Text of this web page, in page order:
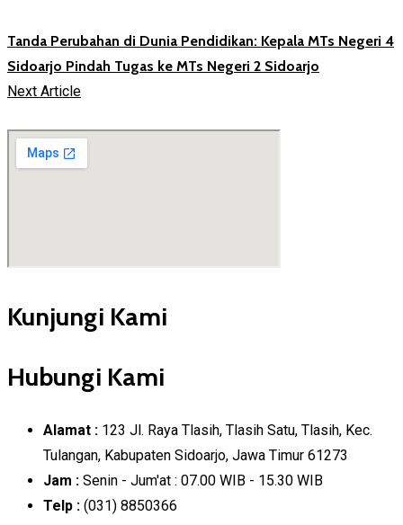
Tanda Perubahan di Dunia Pendidikan: Kepala MTs Negeri 4
Sidoarjo Pindah Tugas ke MTs Negeri 2 Sidoarjo
Next Article
Kunjungi Kami
Hubungi Kami
Alamat : 123 Jl. Raya Tlasih, Tlasih Satu, Tlasih, Kec.
Tulangan, Kabupaten Sidoarjo, Jawa Timur 61273
Jam : Senin - Jum'at : 07.00 WIB - 15.30 WIB
Telp : (031) 8850366